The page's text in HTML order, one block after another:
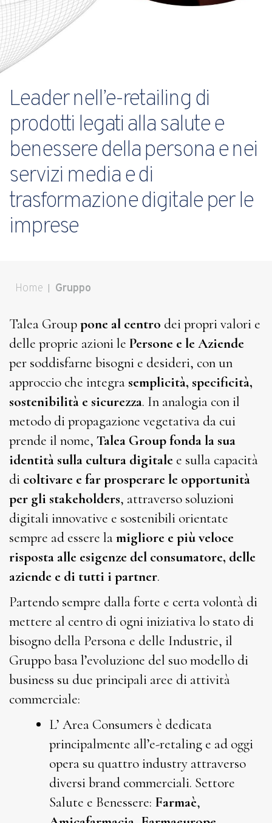
Leader nell’e-retailing di
prodotti legati alla salute e
benessere della persona e nei
servizi media e di
trasformazione digitale per le
imprese
Tu sei qui:
Home Gruppo
Talea Grouppone al centro dei propri valori e
delle proprie azioni le Persone e le Aziende
per soddisfarne bisogni e desideri, con un
approccio che integra semplicità, specificità,
sostenibilità e sicurezza. In analogia con il
metodo di propagazione vegetativa da cui
prende il nome, Talea Group fonda la sua
identità sulla cultura digitale e sulla capacità
di coltivare e far prosperare le opportunità
per gli stakeholders, attraverso soluzioni
digitali innovative e sostenibili orientate
sempre ad essere lamigliore e più veloce
risposta alle esigenze del consumatore, delle
aziende e di tutti i partner.
Partendo sempre dalla forte e certa volontà di
mettere al centro di ogni iniziativa lo stato di
bisogno della Persona e delle Industrie, il
Gruppo basa l’evoluzione del suo modello di
business su due principali aree di attività
commerciale:
L’ Area Consumers è dedicata
principalmente all’e-retaling e ad oggi
opera su quattro industry attraverso
diversi brand commerciali. Settore
Salute e Benessere: Farmaè,